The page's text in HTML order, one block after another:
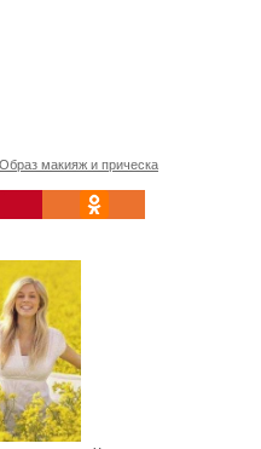
Образ макияж и прическа